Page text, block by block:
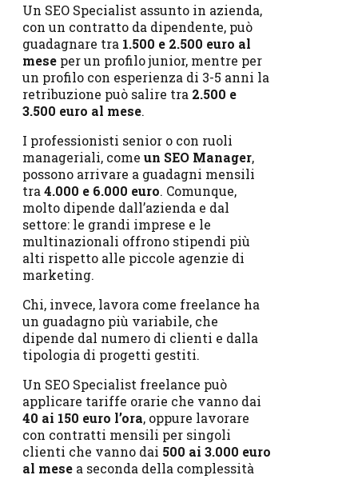
Un SEO Specialist assunto in azienda,
con un contratto da dipendente, può
guadagnare tra 1.500 e 2.500 euro al
mese per un profilo junior, mentre per
un profilo con esperienza di 3-5 anni la
retribuzione può salire tra 2.500 e
3.500 euro al mese.
I professionisti senior o con ruoli
manageriali, come un SEO Manager,
possono arrivare a guadagni mensili
tra 4.000 e 6.000 euro. Comunque,
molto dipende dall’azienda e dal
settore: le grandi imprese e le
multinazionali offrono stipendi più
alti rispetto alle piccole agenzie di
marketing.
Chi, invece, lavora come freelance ha
un guadagno più variabile, che
dipende dal numero di clienti e dalla
tipologia di progetti gestiti.
Un SEO Specialist freelance può
applicare tariffe orarie che vanno dai
40 ai 150 euro l’ora, oppure lavorare
con contratti mensili per singoli
clienti che vanno dai 500 ai 3.000 euro
al mese a seconda della complessità